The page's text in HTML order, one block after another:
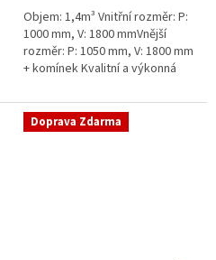
hvězdiček.
Objem: 1,4m³ Vnitřní rozměr: P:
1000 mm, V: 1800 mmVnější
rozměr: P: 1050 mm, V: 1800 mm
+ komínek Kvalitní a výkonná
rodinným domům,
provozovnám,...
Doprava Zdarma